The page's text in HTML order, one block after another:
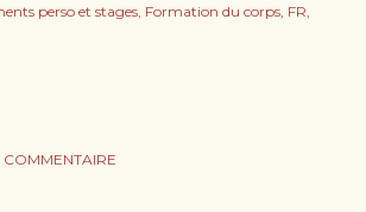
perso et stages Formation du corps FR
COMMENTAIRE